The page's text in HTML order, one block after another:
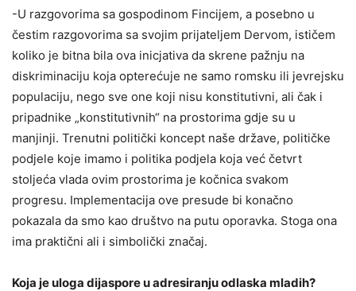
-U razgovorima sa gospodinom Fincijem, a posebno u
čestim razgovorima sa svojim prijateljem Dervom, ističem
koliko je bitna bila ova inicjativa da skrene pažnju na
diskriminaciju koja opterećuje ne samo romsku ili jevrejsku
populaciju, nego sve one koji nisu konstitutivni, ali čak i
pripadnike „konstitutivnih“ na prostorima gdje su u
manjinji. Trenutni politički koncept naše države, političke
podjele koje imamo i politika podjela koja već četvrt
stoljeća vlada ovim prostorima je kočnica svakom
progresu. Implementacija ove presude bi konačno
pokazala da smo kao društvo na putu oporavka. Stoga ona
ima praktični ali i simbolički značaj.
Koja je uloga dijaspore u adresiranju odlaska mladih?